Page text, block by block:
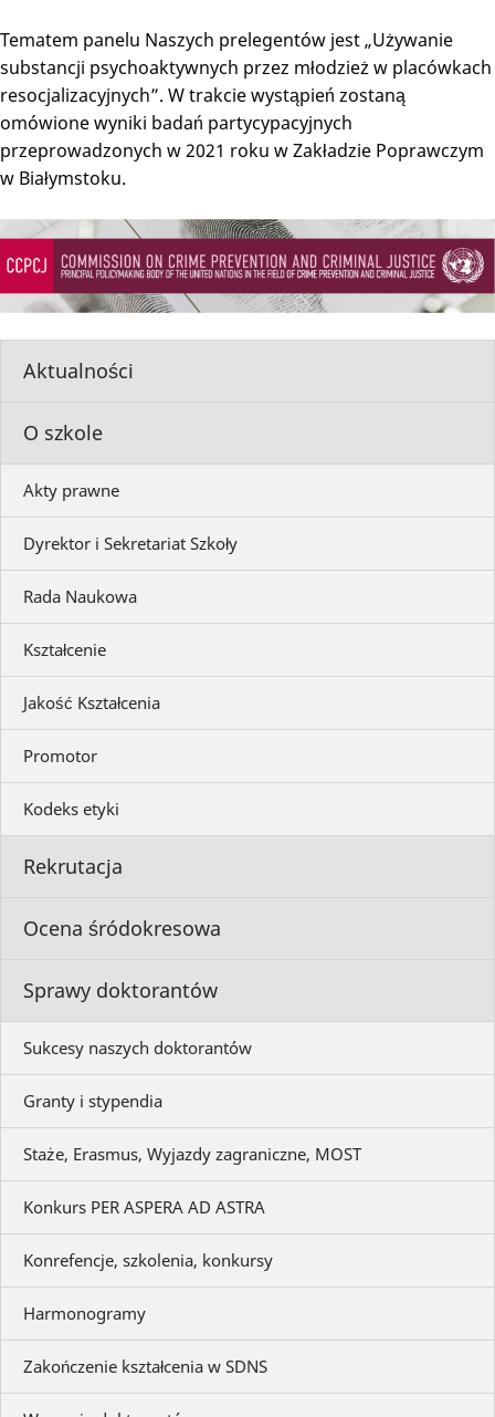
Aktualności
O szkole
Akty prawne
Dyrektor i Sekretariat Szkoły
Rada Naukowa
Kształcenie
Jakość Kształcenia
Promotor
Kodeks etyki
Rekrutacja
Ocena śródokresowa
Sprawy doktorantów
Sukcesy naszych doktorantów
Granty i stypendia
Staże, Erasmus, Wyjazdy zagraniczne, MOST
Konkurs PER ASPERA AD ASTRA
Konrefencje, szkolenia, konkursy
Harmonogramy
Zakończenie kształcenia w SDNS
Tematem panelu Naszych prelegentów jest „Używanie
substancji psychoaktywnych przez młodzież w placówkach
resocjalizacyjnych”. W trakcie wystąpień zostaną
omówione wyniki badań partycypacyjnych
przeprowadzonych w 2021 roku w Zakładzie Poprawczym
w Białymstoku.